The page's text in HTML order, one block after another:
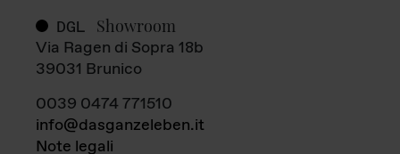
DGL Showroom
Via Ragen di Sopra 18b
39031 Brunico
0039 0474 771510
info@dasganzeleben.it
Note legali